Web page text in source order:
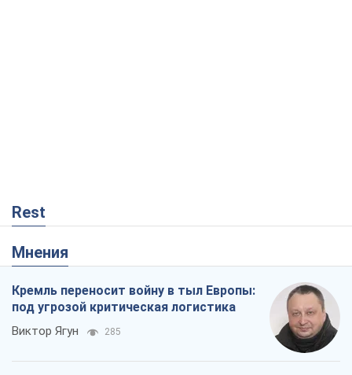
Rest
Мнения
Кремль переносит войну в тыл Европы:
под угрозой критическая логистика
Виктор Ягун 285